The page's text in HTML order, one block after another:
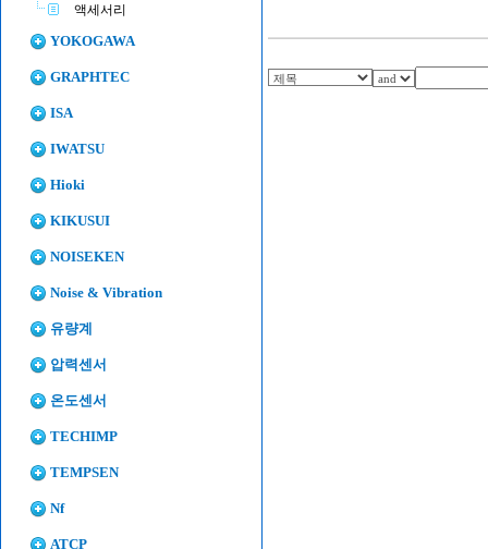
액세서리
YOKOGAWA
GRAPHTEC
ISA
IWATSU
Hioki
KIKUSUI
NOISEKEN
Noise & Vibration
유량계
압력센서
온도센서
TECHIMP
TEMPSEN
Nf
ATCP